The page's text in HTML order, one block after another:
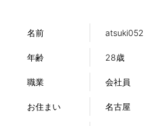
名前 atsuki052
年齢 28歳
職業 会社員
お住まい 名古屋